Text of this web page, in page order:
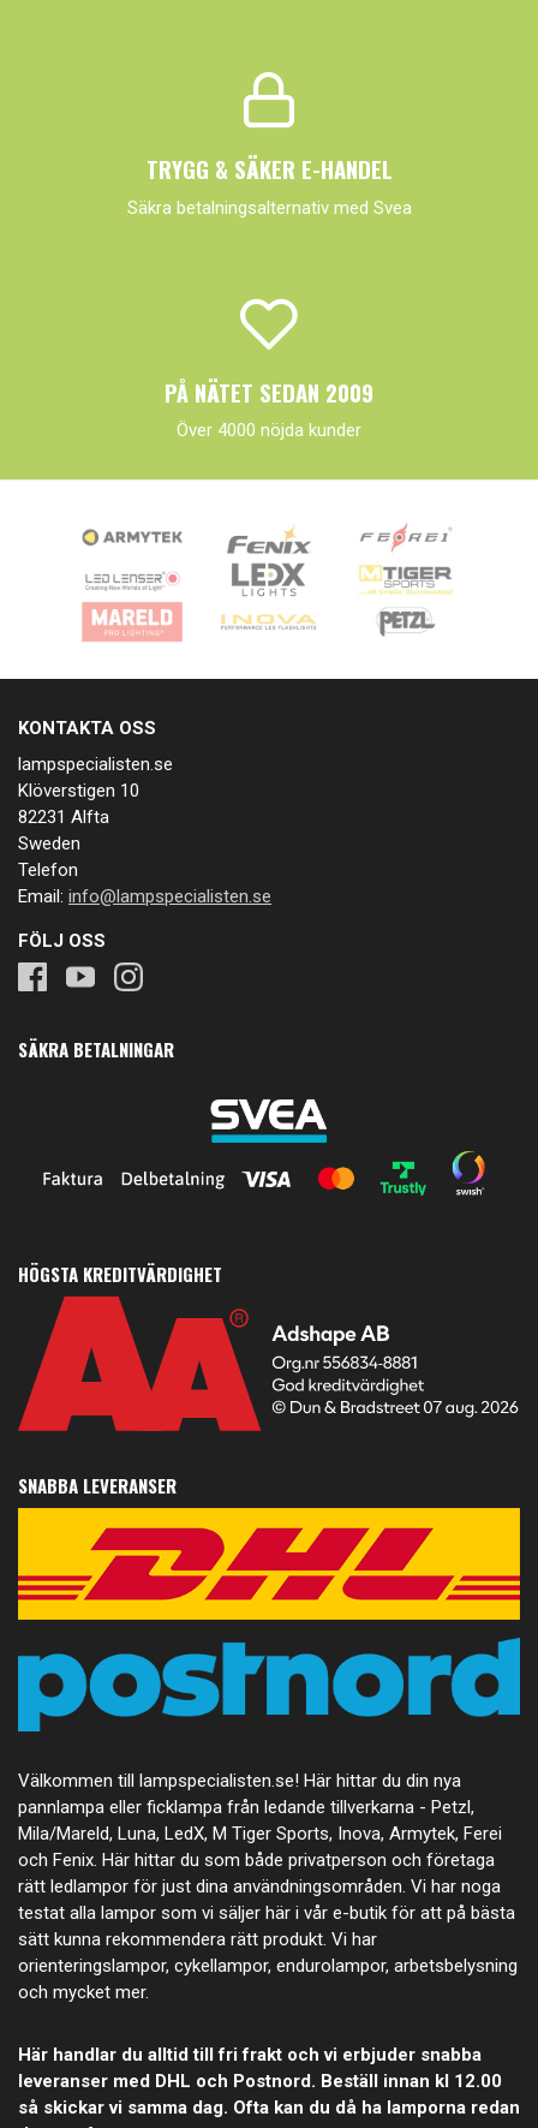
TRYGG & SÄKER E-HANDEL
Säkra betalningsalternativ med Svea
PÅ NÄTET SEDAN 2009
Över 4000 nöjda kunder
KONTAKTA OSS
lampspecialisten.se
Klöverstigen 10
82231 Alfta
Sweden
Telefon
Email: info@lampspecialisten.se
FÖLJ OSS
SÄKRA BETALNINGAR
HÖGSTA KREDITVÄRDIGHET
SNABBA LEVERANSER
Välkommen till lampspecialisten.se! Här hittar du din nya
pannlampa eller ficklampa från ledande tillverkarna - Petzl,
Mila/Mareld, Luna, LedX, M Tiger Sports, Inova, Armytek, Ferei
och Fenix. Här hittar du som både privatperson och företaga
rätt ledlampor för just dina användningsområden. Vi har noga
testat alla lampor som vi säljer här i vår e-butik för att på bästa
sätt kunna rekommendera rätt produkt. Vi har
orienteringslampor, cykellampor, endurolampor, arbetsbelysning
och mycket mer.
Här handlar du alltid till fri frakt och vi erbjuder snabba
leveranser med DHL och Postnord. Beställ innan kl 12.00
så skickar vi samma dag. Ofta kan du då ha lamporna redan